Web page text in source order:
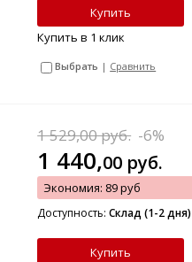
Купить
Купить в 1 клик
Выбрать | Сравнить
1 529,00 руб. -6%
1 440,00 руб.
Экономия: 89 руб
Доступность:Склад (1-2 дня)
Купить